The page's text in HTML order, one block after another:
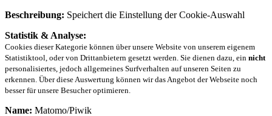
Beschreibung: Speichert die Einstellung der Cookie-Auswahl
Statistik & Analyse:
Cookies dieser Kategorie können über unsere Website von unserem eigenem
Statistiktool, oder von Drittanbietern gesetzt werden. Sie dienen dazu, ein nicht
personalisiertes, jedoch allgemeines Surfverhalten auf unseren Seiten zu
erkennen. Über diese Auswertung können wir das Angebot der Webseite noch
besser für unsere Besucher optimieren.
Name: Matomo/Piwik